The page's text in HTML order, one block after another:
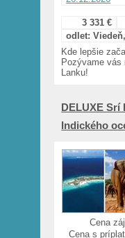
3 331 €
odlet:
Kde lepšie
Pozývame
Lanku!
DELUXE Srí
Indického
Cena
Cena s